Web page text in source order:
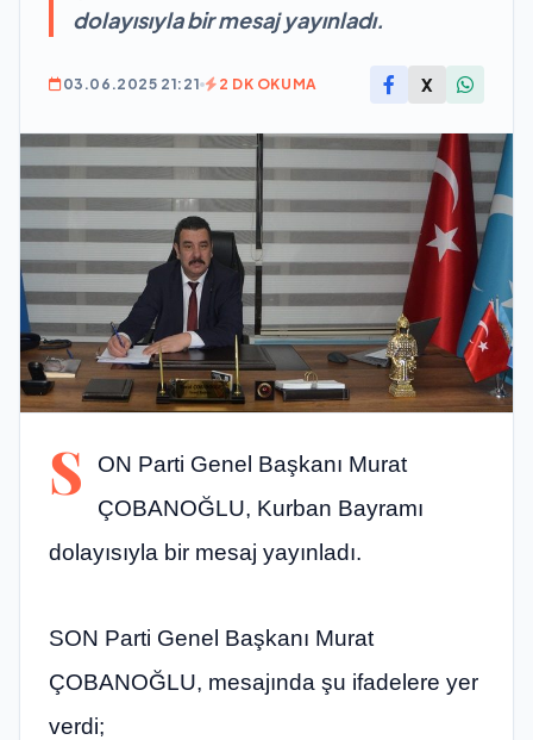
dolayısıyla bir mesaj yayınladı.
03.06.2025 21:21 2 DK OKUMA X
S
ON Parti Genel Başkanı Murat
ÇOBANOĞLU, Kurban Bayramı
dolayısıyla bir mesaj yayınladı.
SON Parti Genel Başkanı Murat
ÇOBANOĞLU, mesajında şu ifadelere yer
verdi;